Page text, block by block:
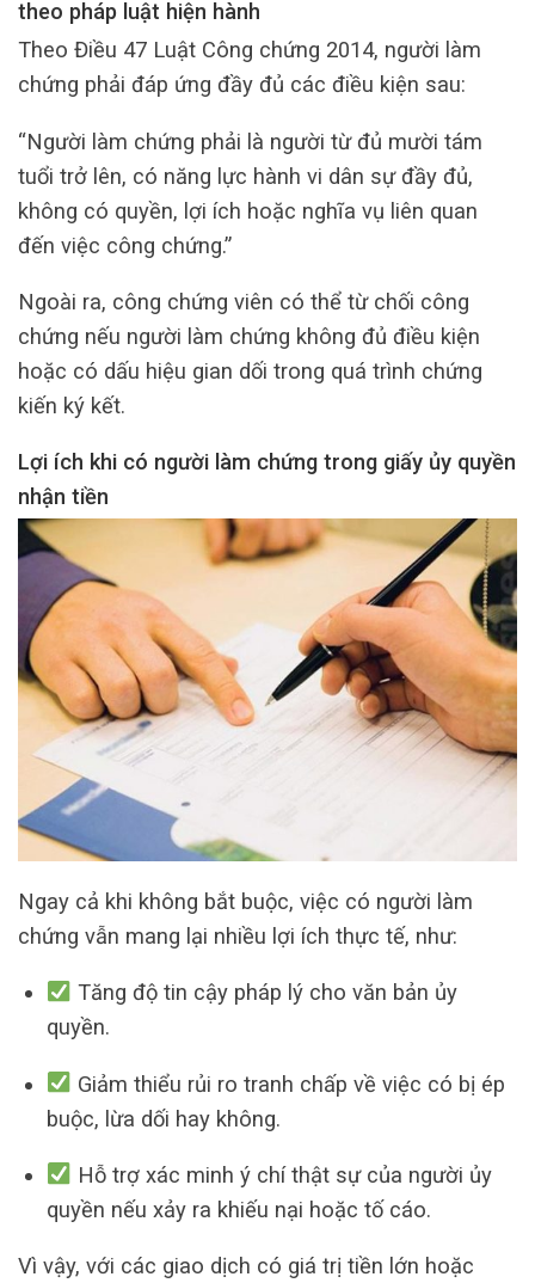
theo pháp luật hiện hành
Theo Điều 47 Luật Công chứng 2014, người làm
chứng phải đáp ứng đầy đủ các điều kiện sau:
“Người làm chứng phải là người từ đủ mười tám
tuổi trở lên, có năng lực hành vi dân sự đầy đủ,
không có quyền, lợi ích hoặc nghĩa vụ liên quan
đến việc công chứng.”
Ngoài ra, công chứng viên có thể từ chối công
chứng nếu người làm chứng không đủ điều kiện
hoặc có dấu hiệu gian dối trong quá trình chứng
kiến ký kết.
Lợi ích khi có người làm chứng trong giấy ủy quyền
nhận tiền
Ngay cả khi không bắt buộc, việc có người làm
chứng vẫn mang lại nhiều lợi ích thực tế, như:
Tăng độ tin cậy pháp lý cho văn bản ủy
quyền.
Giảm thiểu rủi ro tranh chấp về việc có bị ép
buộc, lừa dối hay không.
Hỗ trợ xác minh ý chí thật sự của người ủy
quyền nếu xảy ra khiếu nại hoặc tố cáo.
Vì vậy, với các giao dịch có giá trị tiền lớn hoặc